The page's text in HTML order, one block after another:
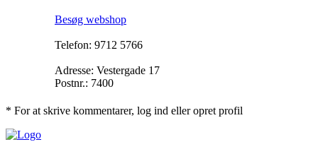
Besøg webshop
Telefon: 9712 5766
Adresse: Vestergade 17
Postnr.: 7400
* For at skrive kommentarer, log ind eller opret profil